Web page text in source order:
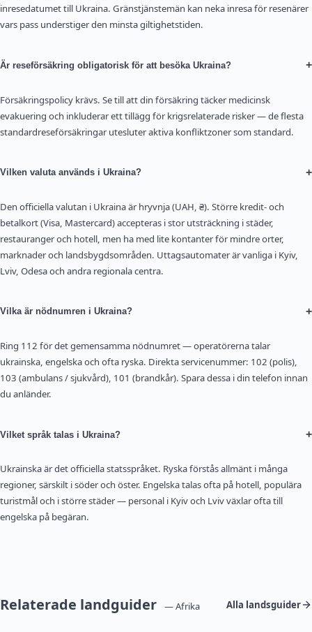
inresedatumet till Ukraina. Gränstjänstemän kan neka inresa för resenärer
vars pass understiger den minsta giltighetstiden.
Är reseförsäkring obligatorisk för att besöka Ukraina? +
Försäkringspolicy krävs. Se till att din försäkring täcker medicinsk
evakuering och inkluderar ett tillägg för krigsrelaterade risker — de flesta
standardreseförsäkringar utesluter aktiva konfliktzoner som standard.
Vilken valuta används i Ukraina? +
Den officiella valutan i Ukraina är hryvnja (UAH, ₴). Större kredit- och
betalkort (Visa, Mastercard) accepteras i stor utsträckning i städer,
restauranger och hotell, men ha med lite kontanter för mindre orter,
marknader och landsbygdsområden. Uttagsautomater är vanliga i Kyiv,
Lviv, Odesa och andra regionala centra.
Vilka är nödnumren i Ukraina? +
Ring 112 för det gemensamma nödnumret — operatörerna talar
ukrainska, engelska och ofta ryska. Direkta servicenummer: 102 (polis),
103 (ambulans / sjukvård), 101 (brandkår). Spara dessa i din telefon innan
du anländer.
Vilket språk talas i Ukraina? +
Ukrainska är det officiella statsspråket. Ryska förstås allmänt i många
regioner, särskilt i söder och öster. Engelska talas ofta på hotell, populära
turistmål och i större städer — personal i Kyiv och Lviv växlar ofta till
engelska på begäran.
Relaterade landguider — Afrika Alla landsguider